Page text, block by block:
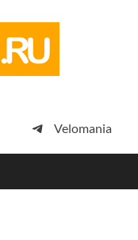
просто
Velomania